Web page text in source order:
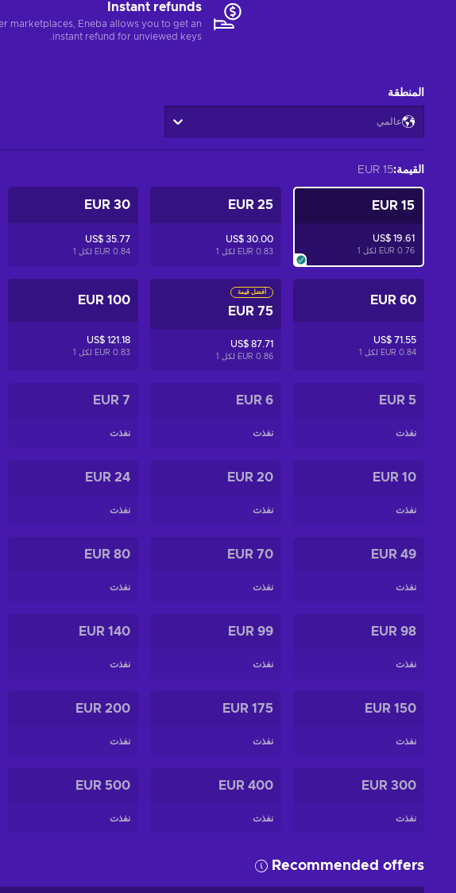
Instant refunds
marketplaces, Eneba allows you to get an
instant refund for unviewed keys.
المنطقة
عالمي
القيمة:
15 EUR
15 EUR
US$ 19.61
0.76 EUR لكل 1
25 EUR
US$ 30.00
0.83 EUR لكل 1
30 EUR
US$ 35.77
0.84 EUR لكل 1
60 EUR
US$ 71.55
0.84 EUR لكل 1
أفضل قيمة
75 EUR
US$ 87.71
0.86 EUR لكل 1
100 EUR
US$ 121.18
0.83 EUR لكل 1
5 EUR
نفذت
6 EUR
نفذت
7 EUR
نفذت
10 EUR
نفذت
20 EUR
نفذت
24 EUR
نفذت
49 EUR
نفذت
70 EUR
نفذت
80 EUR
نفذت
98 EUR
نفذت
99 EUR
نفذت
140 EUR
نفذت
150 EUR
نفذت
175 EUR
نفذت
200 EUR
نفذت
300 EUR
نفذت
400 EUR
نفذت
500 EUR
نفذت
Recommended offers